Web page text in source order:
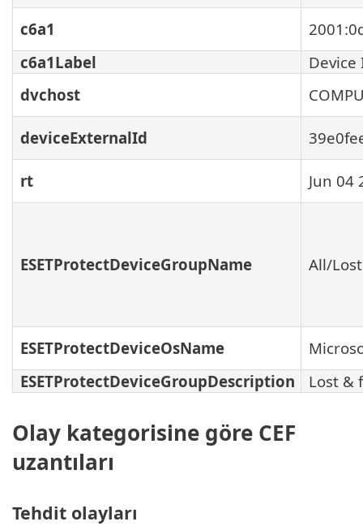
c6a1
c6a1Label
Device
dvchost
deviceExternalId
rt Jun 04
ESETProtectDeviceGroupName All/
ESETProtectDeviceOsName
ESETProtectDeviceGroupDescription
Lost &
Olay kategorisine göre CEF
uzantıları
Tehdit olayları